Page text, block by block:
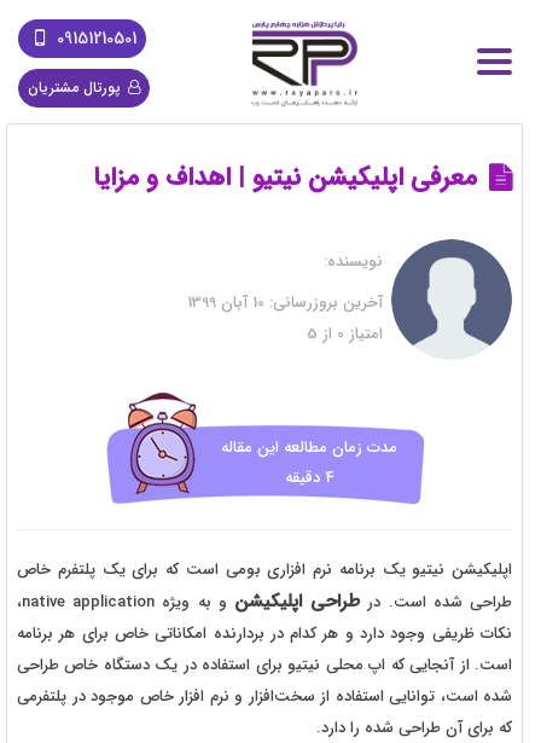
09151210501
پورتال مشتریان
معرفی اپلیکیشن نیتیو | اهداف و مزایا
نویسنده:
آخرین بروزرسانی:
امتیاز 0 از 5
مدت زمان مطالعه این مقاله
4 دقیقه
اپلیکیشن نیتیو یک برنامه نرم افزاری بومی است که برای یک پلتفرم خاص
طراحی شده است. درطراحی اپلیکیشن
و به ویژه native application،
نکات ظریفی وجود دارد و هر کدام در بردارنده امکاناتی خاص برای هر برنامه
است. از آنجایی که اپ محلی نیتیو برای استفاده در یک دستگاه خاص طراحی
شده است، توانایی استفاده از سخت‌افزار و نرم افزار خاص موجود در پلتفرمی
که برای آن طراحی شده را دارد.